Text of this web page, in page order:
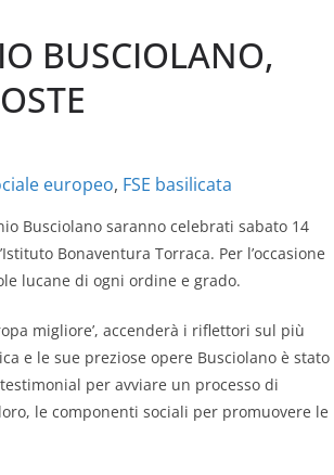
BUSCIOLANO,
europeo, FSE basilicata
Busciolano saranno celebrati sabato 14
Bonaventura Torraca. Per l’occasione
lucane di ogni ordine e grado.
migliore’, accenderà i riflettori sul più
e le sue preziose opere Busciolano è stato
per avviare un processo di
le componenti sociali per promuovere le